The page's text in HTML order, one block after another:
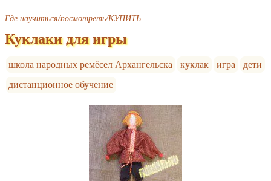
Где научиться/посмотреть/КУПИТЬ
Куклаки для игры
школа народных ремёсел Архангельска куклак игра
дети
дистанционное обучение